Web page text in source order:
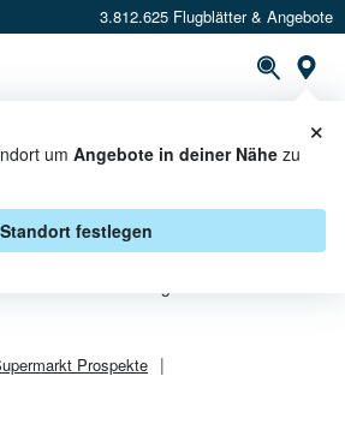
3.812.625 Flugblätter & Angebote
um Angebote in deiner Nähe zu
Standort festlegen
×
IN
Prospekte